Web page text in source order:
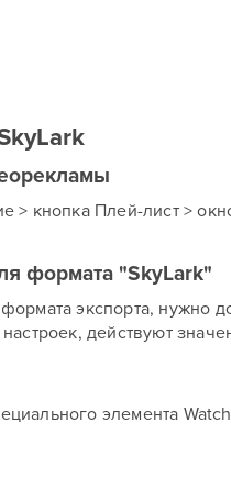
> кнопка Плей-лист >
формата "SkyLark"
экспорта, нужно
настроек, действуют
элемента